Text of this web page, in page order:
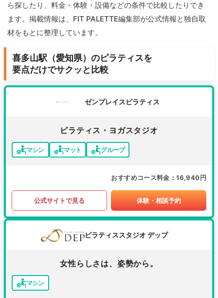
ら探したり、料金・体験・設備などの条件で比較したりでき
ます。掲載情報は、FIT PALETTE編集部が公式情報と独自取
材をもとに整理しています。
喜多山駅（愛知県）のピラティスを
要点だけでサクッと比較
ゼンプレイスピラティス
ピラティス・ヨガスタジオ
マシン マット グループ
おすすめコース料金 16,940円
公式サイトで見る 体験・相談予約
ピラティススタジオ デップ
女性らしさは、姿勢から。
マシン